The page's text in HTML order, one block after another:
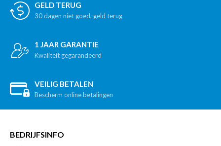
GELD TERUG
30 dagen niet goed, geld terug
1 JAAR GARANTIE
Kwaliteit gegarandeerd
VEILIG BETALEN
Bescherm online betalingen
BEDRIJFSINFO